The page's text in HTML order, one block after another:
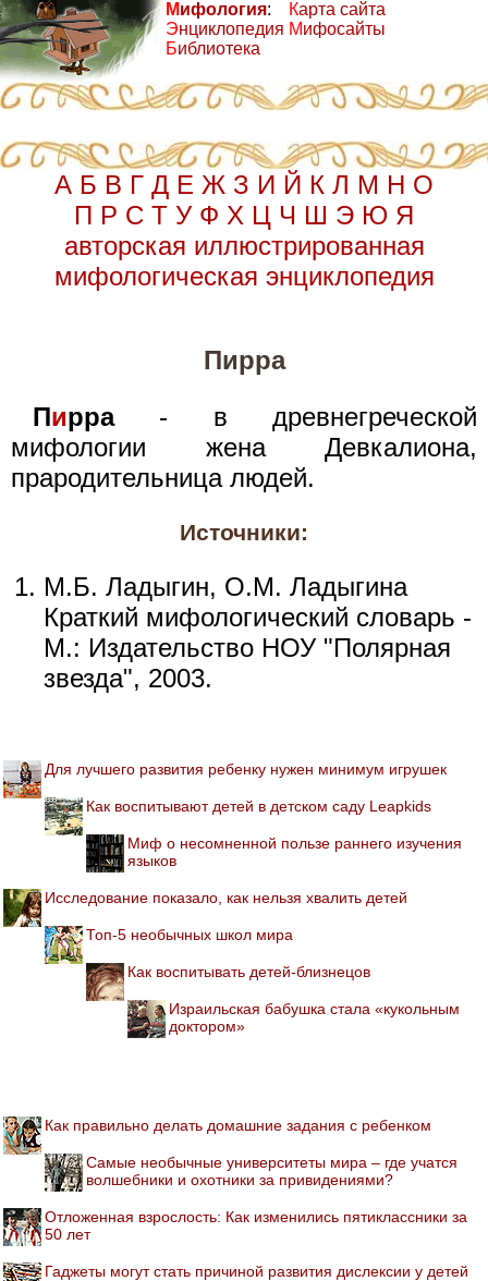
Мифология:
Энциклопедия
Библиотека
Карта сайта
Мифосайты
А Б В Г Д Е Ж З И Й К Л М Н О
П Р С Т У Ф Х Ц Ч Ш Э Ю Я
авторская иллюстрированная
мифологическая энциклопедия
Пирра
Пирра- в древнегреческой
мифологии жена Девкалиона,
прародительница людей.
Источники:
М.Б. Ладыгин, О.М. Ладыгина
Краткий мифологический словарь -
М.: Издательство НОУ "Полярная
звезда", 2003.
Для лучшего развития ребенку нужен минимум игрушек
Как воспитывают детей в детском саду Leapkids
Миф о несомненной пользе раннего изучения
языков
Исследование показало, как нельзя хвалить детей
Топ-5 необычных школ мира
Как воспитывать детей-близнецов
Израильская бабушка стала «кукольным
доктором»
Как правильно делать домашние задания с ребенком
Самые необычные университеты мира – где учатся
волшебники и охотники за привидениями?
Отложенная взрослость: Как изменились пятиклассники за
50 лет
Гаджеты могут стать причиной развития дислексии у детей